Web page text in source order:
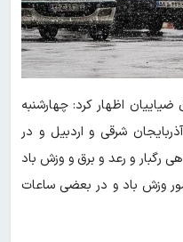
اظهار کرد: چهارشنبه
آذربایجان شرقی و اردبیل و در
رگبار و رعد و برق و وزش باد
وزش باد و در بعضی ساعات